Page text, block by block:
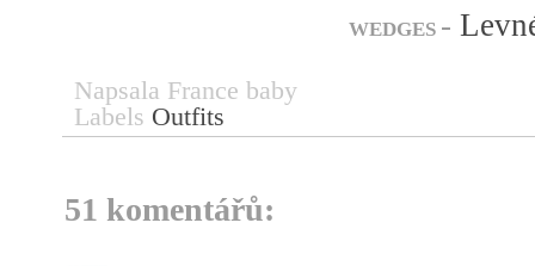
WEDGES -
Napsala France baby
Labels Outfits
51 komentářů: